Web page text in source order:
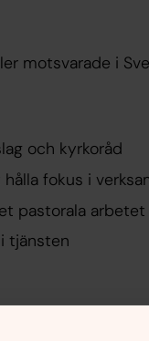
motsvarade i
och kyrkoråd
fokus i
pastorala arbetet
tjänsten